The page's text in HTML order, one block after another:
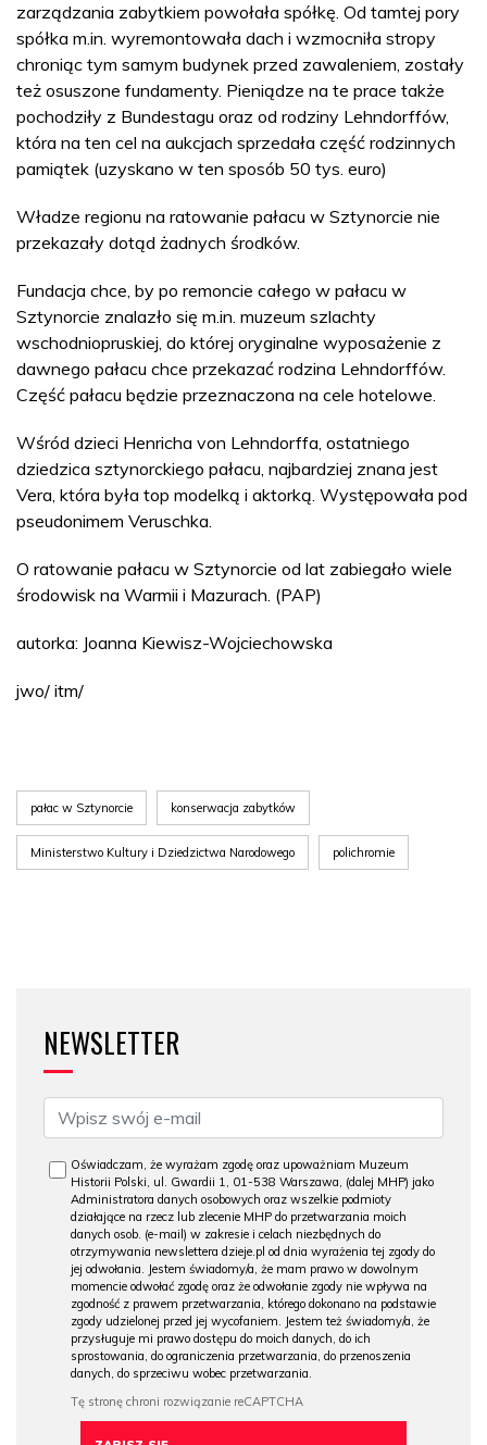
zarządzania zabytkiem powołała spółkę. Od tamtej pory
spółka m.in. wyremontowała dach i wzmocniła stropy
chroniąc tym samym budynek przed zawaleniem, zostały
też osuszone fundamenty. Pieniądze na te prace także
pochodziły z Bundestagu oraz od rodziny Lehndorffów,
która na ten cel na aukcjach sprzedała część rodzinnych
pamiątek (uzyskano w ten sposób 50 tys. euro)
Władze regionu na ratowanie pałacu w Sztynorcie nie
przekazały dotąd żadnych środków.
Fundacja chce, by po remoncie całego w pałacu w
Sztynorcie znalazło się m.in. muzeum szlachty
wschodniopruskiej, do której oryginalne wyposażenie z
dawnego pałacu chce przekazać rodzina Lehndorffów.
Część pałacu będzie przeznaczona na cele hotelowe.
Wśród dzieci Henricha von Lehndorffa, ostatniego
dziedzica sztynorckiego pałacu, najbardziej znana jest
Vera, która była top modelką i aktorką. Występowała pod
pseudonimem Veruschka.
O ratowanie pałacu w Sztynorcie od lat zabiegało wiele
środowisk na Warmii i Mazurach. (PAP)
autorka: Joanna Kiewisz-Wojciechowska
jwo/ itm/
pałac w Sztynorcie konserwacja zabytków
Ministerstwo Kultury i Dziedzictwa Narodowego polichromie
NEWSLETTER
Oświadczam, że wyrażam zgodę oraz upoważniam Muzeum
Historii Polski, ul. Gwardii 1, 01-538 Warszawa, (dalej MHP) jako
Administratora danych osobowych oraz wszelkie podmioty
działające na rzecz lub zlecenie MHP do przetwarzania moich
danych osob. (e-mail) w zakresie i celach niezbędnych do
otrzymywania newslettera dzieje.pl od dnia wyrażenia tej zgody do
jej odwołania. Jestem świadomy/a, że mam prawo w dowolnym
momencie odwołać zgodę oraz że odwołanie zgody nie wpływa na
zgodność z prawem przetwarzania, którego dokonano na podstawie
zgody udzielonej przed jej wycofaniem. Jestem też świadomy/a, że
przysługuje mi prawo dostępu do moich danych, do ich
sprostowania, do ograniczenia przetwarzania, do przenoszenia
danych, do sprzeciwu wobec przetwarzania.